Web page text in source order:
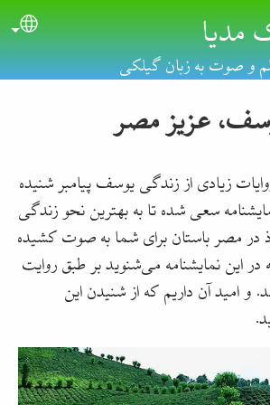
مدیا
و صوت به زبان گیلکی
عزیز مصر
زیادی از زندگی یوسف پیامبر شنیده
سعی شده تا به بهترین نحو زندگی
مصر باستان برای شما به صوت کشیده
این نمایشنامه می‌شنوید بر طبق ر‌وایت
امید آن دار‌یم که از شنیدن این